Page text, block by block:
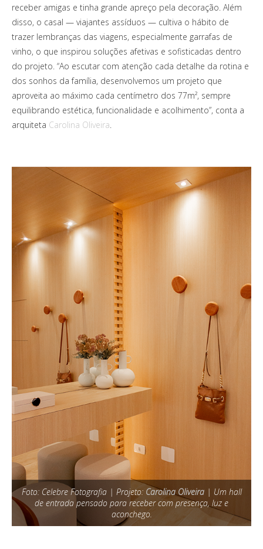
receber amigas e tinha grande apreço pela decoração. Além
disso, o casal — viajantes assíduos — cultiva o hábito de
trazer lembranças das viagens, especialmente garrafas de
vinho, o que inspirou soluções afetivas e sofisticadas dentro
do projeto. “Ao escutar com atenção cada detalhe da rotina e
dos sonhos da família, desenvolvemos um projeto que
aproveita ao máximo cada centímetro dos 77m², sempre
equilibrando estética, funcionalidade e acolhimento”, conta a
arquiteta Carolina Oliveira
Foto: Celebre Fotografia | Projeto: Carolina Oliveira| Um hall
de entrada pensado para receber com presença, luz e
aconchego.